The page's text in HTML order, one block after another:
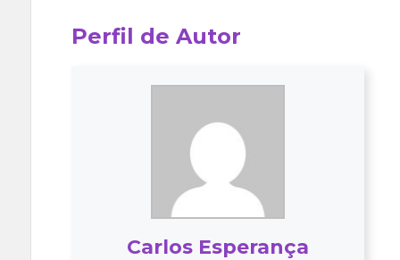
Perfil de Autor
Carlos Esperança